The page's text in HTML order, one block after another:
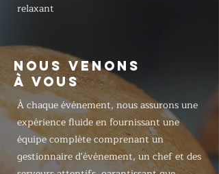
relaxant
NOUS VENONS
À VOUS
À chaque événement, nous assurons une
expérience fluide en fournissant une
équipe complète comprenant un
gestionnaire d'événement, un chef et des